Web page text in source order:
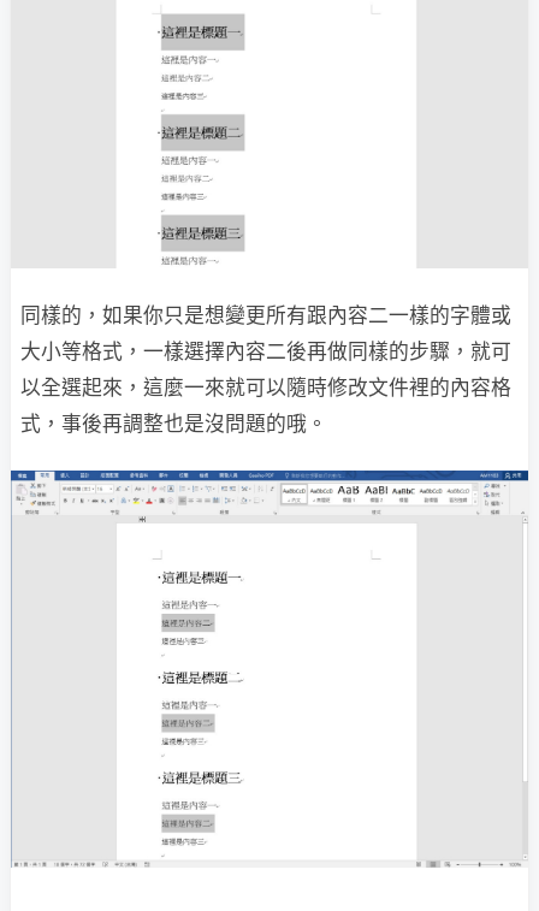
同樣的，如果你只是想變更所有跟內容二一樣的字體或
大小等格式，一樣選擇內容二後再做同樣的步驟，就可
以全選起來，這麼一來就可以隨時修改文件裡的內容格
式，事後再調整也是沒問題的哦。